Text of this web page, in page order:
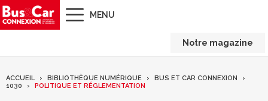
MENU
Notre magazine
ACCUEIL BIBLIOTHÈQUE NUMÉRIQUE
BUS ET CAR CONNEXION
1030
POLITIQUE ET RÉGLEMENTATION